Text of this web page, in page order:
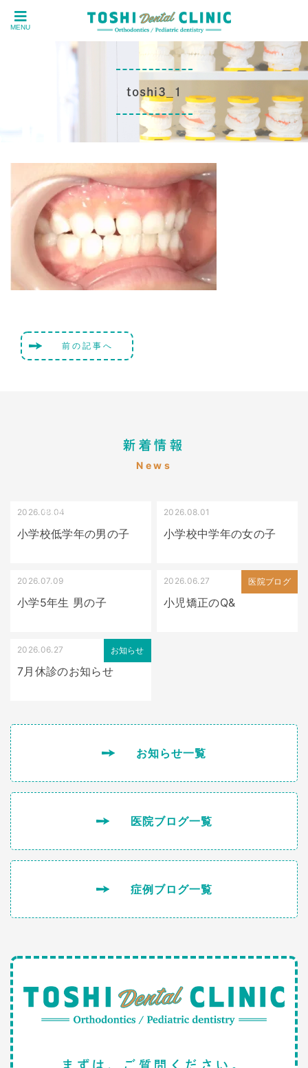
MENU
toshi3_1
前の記事へ
新着情報
News
受け口（しゃくれている）
2026.08.04
小学校低学年の男の子
2026.08.01
小学校中学年の女の子
2026.07.09
小学5年生 男の子
医院ブログ
2026.06.27
小児矯正のQ&
お知らせ
2026.06.27
7月休診のお知らせ
お知らせ一覧
医院ブログ一覧
症例ブログ一覧
まずは、ご質問ください。